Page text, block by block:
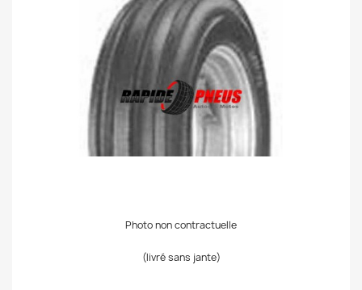
Photo non contractuelle
(livré sans jante)